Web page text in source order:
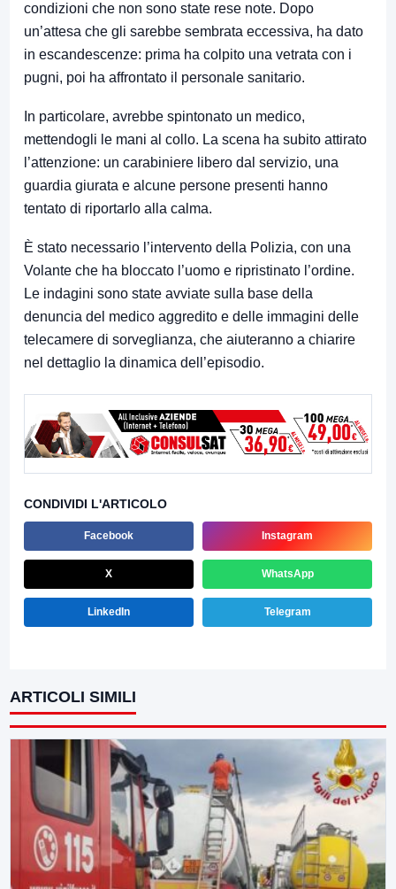
condizioni che non sono state rese note. Dopo
un’attesa che gli sarebbe sembrata eccessiva, ha dato
in escandescenze: prima ha colpito una vetrata con i
pugni, poi ha affrontato il personale sanitario.
In particolare, avrebbe spintonato un medico,
mettendogli le mani al collo. La scena ha subito attirato
l’attenzione: un carabiniere libero dal servizio, una
guardia giurata e alcune persone presenti hanno
tentato di riportarlo alla calma.
È stato necessario l’intervento della Polizia, con una
Volante che ha bloccato l’uomo e ripristinato l’ordine.
Le indagini sono state avviate sulla base della
denuncia del medico aggredito e delle immagini delle
telecamere di sorveglianza, che aiuteranno a chiarire
nel dettaglio la dinamica dell’episodio.
CONDIVIDI L'ARTICOLO
Facebook Instagram
X WhatsApp
LinkedIn Telegram
ARTICOLI SIMILI